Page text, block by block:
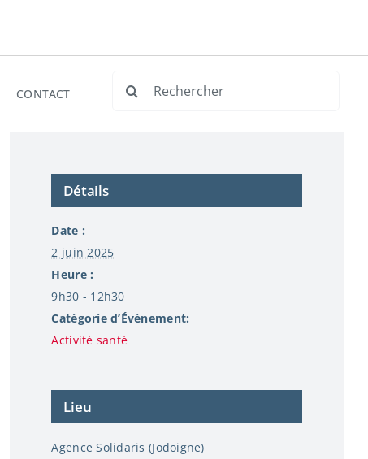
CONTACT
Rechercher:
Détails
Date :
2 juin 2025
Heure :
9h30 - 12h30
Catégorie d’Évènement:
Activité santé
Lieu
Agence Solidaris (Jodoigne)